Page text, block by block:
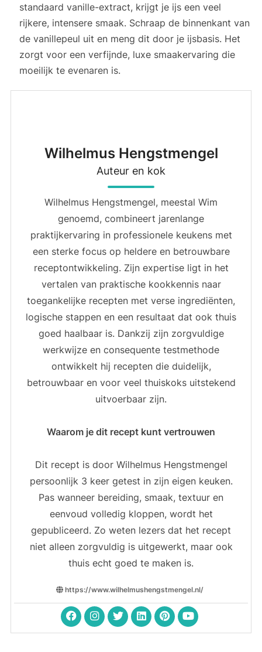
standaard vanille-extract, krijgt je ijs een veel
rijkere, intensere smaak. Schraap de binnenkant van
de vanillepeul uit en meng dit door je ijsbasis. Het
zorgt voor een verfijnde, luxe smaakervaring die
moeilijk te evenaren is.
Wilhelmus Hengstmengel
Auteur en kok
Wilhelmus Hengstmengel, meestal Wim
genoemd, combineert jarenlange
praktijkervaring in professionele keukens met
een sterke focus op heldere en betrouwbare
receptontwikkeling. Zijn expertise ligt in het
vertalen van praktische kookkennis naar
toegankelijke recepten met verse ingrediënten,
logische stappen en een resultaat dat ook thuis
goed haalbaar is. Dankzij zijn zorgvuldige
werkwijze en consequente testmethode
ontwikkelt hij recepten die duidelijk,
betrouwbaar en voor veel thuiskoks uitstekend
uitvoerbaar zijn.
Waarom je dit recept kunt vertrouwen
Dit recept is door Wilhelmus Hengstmengel
persoonlijk 3 keer getest in zijn eigen keuken.
Pas wanneer bereiding, smaak, textuur en
eenvoud volledig kloppen, wordt het
gepubliceerd. Zo weten lezers dat het recept
niet alleen zorgvuldig is uitgewerkt, maar ook
thuis echt goed te maken is.
https://www.wilhelmushengstmengel.nl/